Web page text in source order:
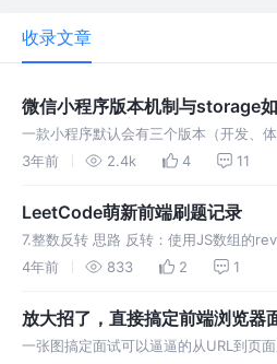
收录文章
微信小程序版本机制与storage
一款小程序默认会有三个版本（开发、
开同一个小程序只会对应一份本地存储
3年前 2.4k 4 11
LeetCode萌新前端刷题记录
7.整数反转 思路 反转：使用JS数组的
间：使用Match.pow函数得到n次方值
4年前 833 2 1
放大招了，直接搞定前端浏览器
一张图搞定面试可以逼逼的从URL到页